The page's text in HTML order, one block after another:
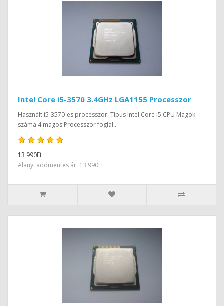
Intel Core i5-3570 3.4GHz LGA1155 Processzor
Használt i5-3570-es processzor: Típus Intel Core i5 CPU Magok
száma 4 magos Processzor foglal..
13 990Ft
Alanyi adómentes ár: 13 990Ft